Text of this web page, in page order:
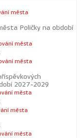
města
Poličky na období
města
města
2027-2029
města
města
města